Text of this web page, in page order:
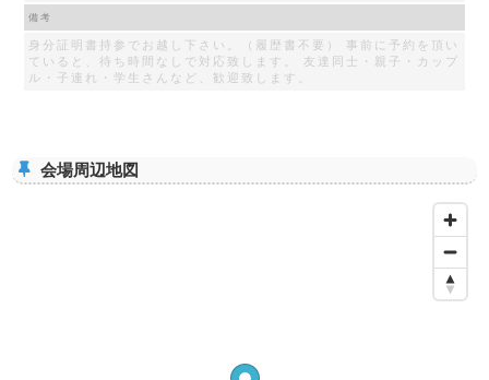
備考
身分証明書持参でお越し下さい。（履歴書不要） 事前に予約を頂い
ていると、待ち時間なしで対応致します。 友達同士・親子・カップ
ル・子連れ・学生さんなど、歓迎致します。
会場周辺地図